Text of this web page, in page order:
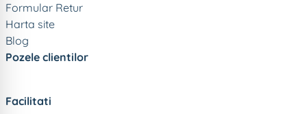
Formular Retur
Harta site
Blog
Pozele clientilor
Facilitati